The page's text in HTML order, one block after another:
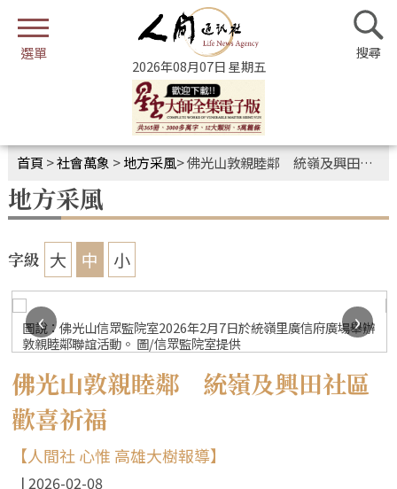
2026年08月07日 星期五
首頁 >社會萬象 >地方采風>佛光山敦親睦鄰 統嶺及興田社區歡喜祈福
地方采風
字級 大 中 小
圖說：佛光山信眾監院室2026年2月7日於統嶺里廣信府廣場舉辦
敦親睦鄰聯誼活動。 圖/信眾監院室提供
‹
›
佛光山敦親睦鄰 統嶺及興田社區
歡喜祈福
【人間社 心惟 高雄大樹報導】
2026-02-08